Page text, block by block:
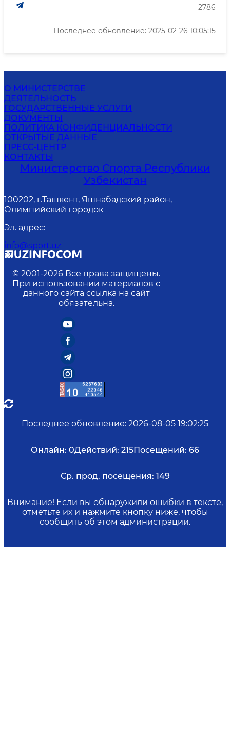
2786
Последнее обновление: 2025-02-26 10:05:15
О МИНИСТЕРСТВЕ
ДЕЯТЕЛЬНОСТЬ
ГОСУДАРСТВЕННЫЕ УСЛУГИ
ДОКУМЕНТЫ
ПОЛИТИКА КОНФИДЕНЦИАЛЬНОСТИ
ОТКРЫТЫЕ ДАННЫЕ
ПРЕСС-ЦЕНТР
КОНТАКТЫ
Министерство Спорта Республики
Узбекистан
100202, г.Ташкент, Яшнабадский район,
Олимпийский городок
Эл. адрес:
info@sport.uz
© 2001-2026 Все права защищены.
При использовании материалов с
данного сайта ссылка на сайт
обязательна.
Последнее обновление: 2026-08-05 19:02:25
Онлайн: 0Действий: 215Посещений: 66
Ср. прод. посещения: 149
Внимание! Если вы обнаружили ошибки в тексте,
отметьте их и нажмите кнопку ниже, чтобы
сообщить об этом администрации.